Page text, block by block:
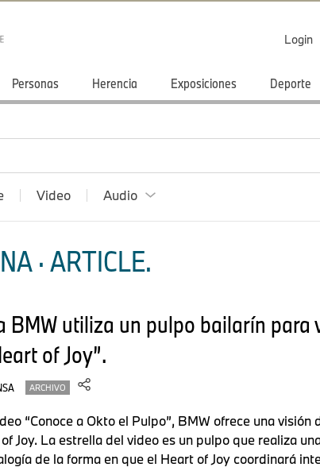
Login
Personas Herencia Exposiciones Deporte
Video Audio
· ARTICLE.
BMW utiliza un pulpo bailarín para
of Joy”.
ARCHIVO
“Conoce a Okto el Pulpo”, BMW ofrece una
Joy. La estrella del video es un pulpo que realiza
de la forma en que el Heart of Joy coordinará